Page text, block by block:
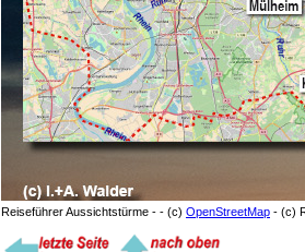
Reiseführer Aussichtstürme - - (c) OpenStreetMap - (c)